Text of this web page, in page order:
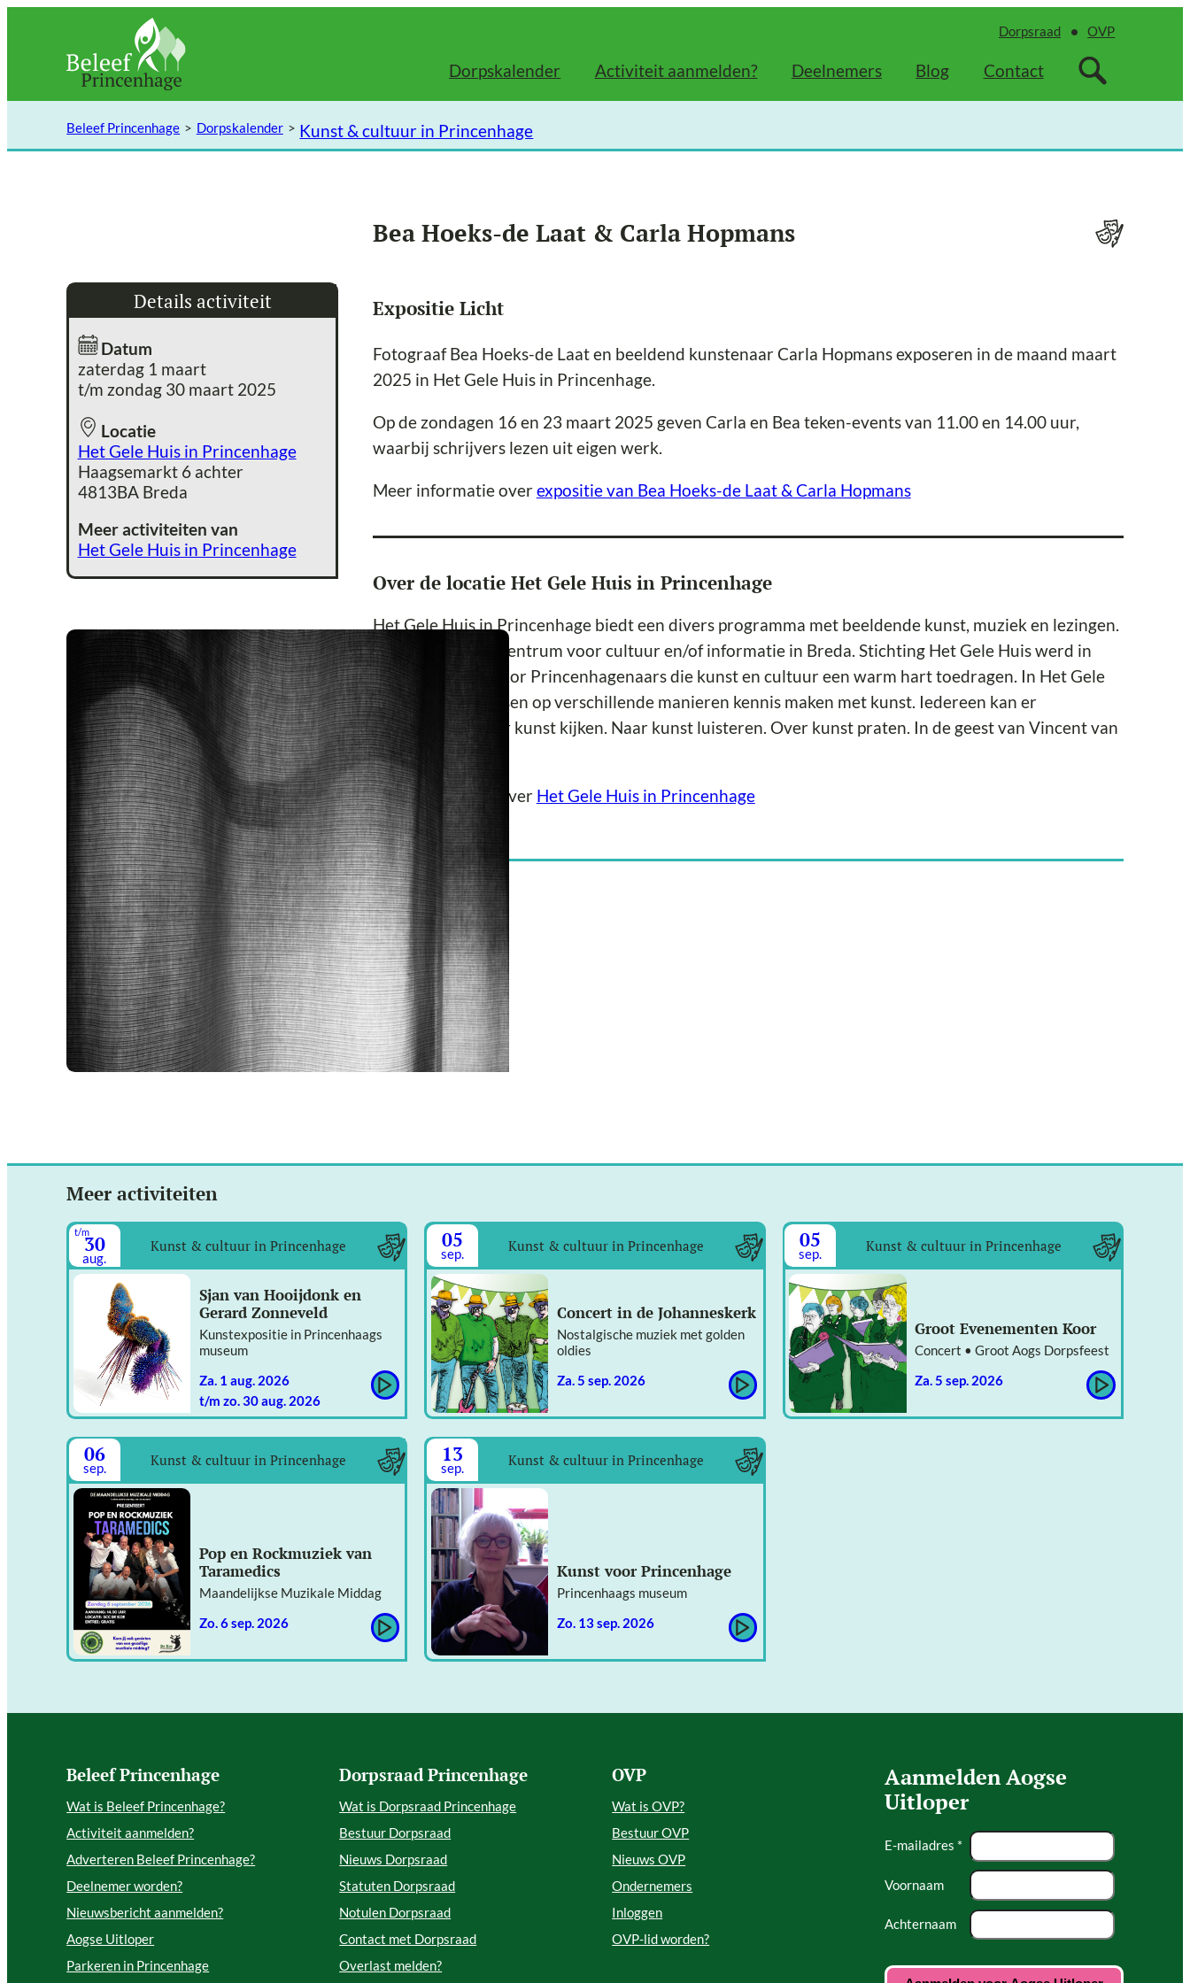
inhoud
Dorpsraad OVP
Dorpskalender Activiteit aanmelden? Deelnemers Blog Contact
Beleef Princenhage Dorpskalender Kunst & cultuur in Princenhage
Bea Hoeks-de Laat & Carla Hopmans
Details activiteit
Datum
zaterdag 1 maart
t/m zondag 30 maart 2025
Locatie
Het Gele Huis in Princenhage
Haagsemarkt 6 achter
4813BA Breda
Meer activiteiten van
Het Gele Huis in Princenhage
Expositie Licht
Fotograaf Bea Hoeks-de Laat en beeldend kunstenaar Carla Hopmans exposeren in de maand maart
2025 in Het Gele Huis in Princenhage.
Op de zondagen 16 en 23 maart 2025 geven Carla en Bea teken-events van 11.00 en 14.00 uur,
waarbij schrijvers lezen uit eigen werk.
Meer informatie overexpositie van Bea Hoeks-de Laat & Carla Hopmans
Over de locatie Het Gele Huis in Princenhage
Het Gele Huis in Princenhage biedt een divers programma met beeldende kunst, muziek en lezingen.
Een ontmoetingscentrum voor cultuur en/of informatie in Breda. Stichting Het Gele Huis werd in
2017 opgericht door Princenhagenaars die kunst en cultuur een warm hart toedragen. In Het Gele
Huis kunnen mensen op verschillende manieren kennis maken met kunst. Iedereen kan er
binnenlopen. Naar kunst kijken. Naar kunst luisteren. Over kunst praten. In de geest van Vincent van
Gogh.
Meer informatie over Het Gele Huis in Princenhage
Expositie
Meer activiteiten
t/m30
aug.
Kunst & cultuur in Princenhage
Sjan van Hooijdonk en
Gerard Zonneveld
Kunstexpositie in Princenhaags
museum
za. 1 aug. 2026
t/m zo. 30 aug. 2026
05
sep. Kunst & cultuur in Princenhage
Concert in de Johanneskerk
Nostalgische muziek met golden
oldies
za. 5 sep. 2026
05
sep. Kunst & cultuur in Princenhage
Groot Evenementen Koor
Concert • Groot Aogs Dorpsfeest
za. 5 sep. 2026
06
sep. Kunst & cultuur in Princenhage
Pop en Rockmuziek van
Taramedics
Maandelijkse Muzikale Middag
zo. 6 sep. 2026
13
sep. Kunst & cultuur in Princenhage
Kunst voor Princenhage
Princenhaags museum
zo. 13 sep. 2026
Beleef Princenhage
Wat is Beleef Princenhage?
Activiteit aanmelden?
Adverteren Beleef Princenhage?
Deelnemer worden?
Nieuwsbericht aanmelden?
Aogse Uitloper
Parkeren in Princenhage
Dorpsraad Princenhage
Wat is Dorpsraad Princenhage
Bestuur Dorpsraad
Nieuws Dorpsraad
Statuten Dorpsraad
Notulen Dorpsraad
Contact met Dorpsraad
Overlast melden?
OVP
Wat is OVP?
Bestuur OVP
Nieuws OVP
Ondernemers
Inloggen
OVP-lid worden?
Aanmelden Aogse
Uitloper
E-mailadres *
Voornaam
Achternaam